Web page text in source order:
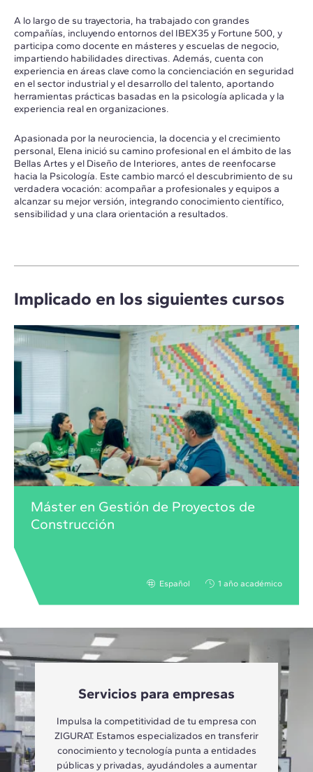
A lo largo de su trayectoria, ha trabajado con grandes
compañías, incluyendo entornos del IBEX35 y Fortune 500, y
participa como docente en másteres y escuelas de negocio,
impartiendo habilidades directivas. Además, cuenta con
experiencia en áreas clave como la concienciación en seguridad
en el sector industrial y el desarrollo del talento, aportando
herramientas prácticas basadas en la psicología aplicada y la
experiencia real en organizaciones.
Apasionada por la neurociencia, la docencia y el crecimiento
personal, Elena inició su camino profesional en el ámbito de las
Bellas Artes y el Diseño de Interiores, antes de reenfocarse
hacia la Psicología. Este cambio marcó el descubrimiento de su
verdadera vocación: acompañar a profesionales y equipos a
alcanzar su mejor versión, integrando conocimiento científico,
sensibilidad y una clara orientación a resultados.
Implicado en los siguientes cursos
Máster en Gestión de Proyectos de
Construcción
Español 1 año académico
Servicios para empresas
Impulsa la competitividad de tu empresa con
ZIGURAT. Estamos especializados en transferir
conocimiento y tecnología punta a entidades
públicas y privadas, ayudándoles a aumentar